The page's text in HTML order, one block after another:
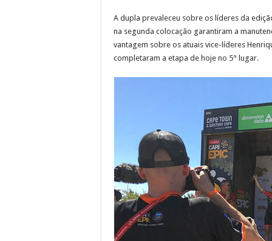
A dupla prevaleceu sobre os líderes da
na segunda colocação garantiram a
vantagem sobre os atuais vice-líderes
completaram a etapa de hoje no 5° lugar.